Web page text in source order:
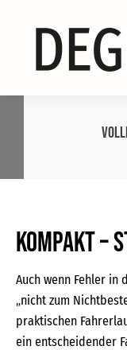
Kompakt
Auch wenn Fehler in
„nicht zum
praktischen
ein entscheidender